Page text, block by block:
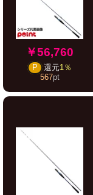
￥56,760
P 還元1％
567pt